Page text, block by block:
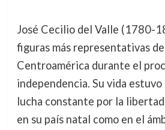
José Cecilio del Valle (1780-
figuras más representativas
Centroamérica durante el
independencia. Su vida estuvo
lucha constante por la
en su país natal como en el